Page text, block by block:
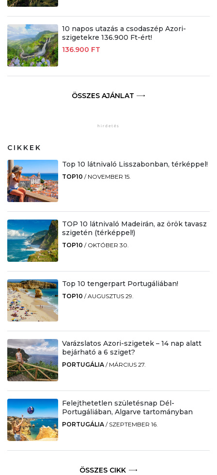
10 napos utazás a csodaszép Azori-
szigetekre 136.900 Ft-ért!
136.900 FT
ÖSSZES AJÁNLAT
CIKKEK
Top 10 látnivaló Lisszabonban, térképpel!
TOP10 / NOVEMBER 15.
TOP 10 látnivaló Madeirán, az örök tavasz
szigetén (térképpel!)
TOP10 / OKTÓBER 30.
Top 10 tengerpart Portugáliában!
TOP10 /AUGUSZTUS 29.
Varázslatos Azori-szigetek – 14 nap alatt
bejárható a 6 sziget?
PORTUGÁLIA / MÁRCIUS 27.
Felejthetetlen születésnap Dél-
Portugáliában, Algarve tartományban
PORTUGÁLIA / SZEPTEMBER 16.
ÖSSZES CIKK